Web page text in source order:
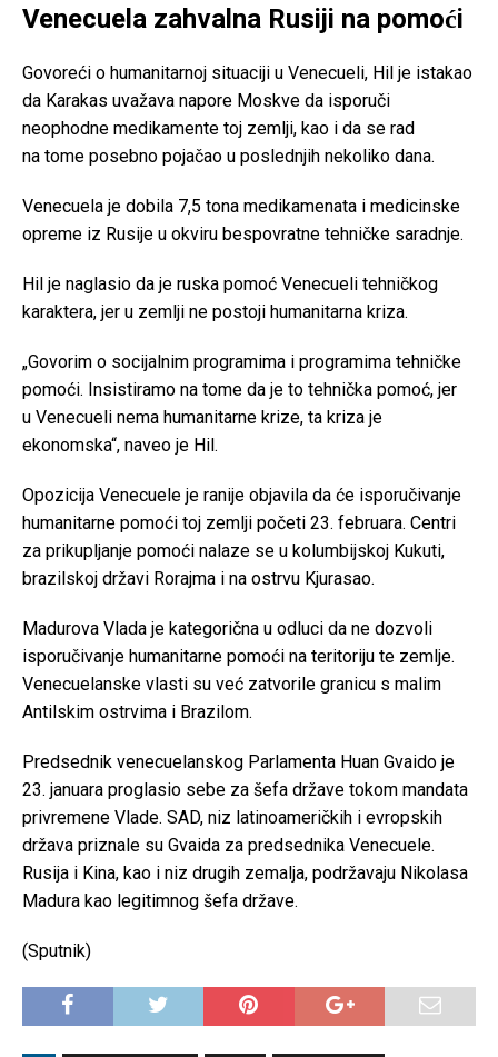
Venecuela zahvalna Rusiji na pomoći
Govoreći o humanitarnoj situaciji u Venecueli, Hil je istakao
da Karakas uvažava napore Moskve da isporuči
neophodne medikamente toj zemlji, kao i da se rad
na tome posebno pojačao u poslednjih nekoliko dana.
Venecuela je dobila 7,5 tona medikamenata i medicinske
opreme iz Rusije u okviru bespovratne tehničke saradnje.
Hil je naglasio da je ruska pomoć Venecueli tehničkog
karaktera, jer u zemlji ne postoji humanitarna kriza.
„Govorim o socijalnim programima i programima tehničke
pomoći. Insistiramo na tome da je to tehnička pomoć, jer
u Venecueli nema humanitarne krize, ta kriza je
ekonomska“, naveo je Hil.
Opozicija Venecuele je ranije objavila da će isporučivanje
humanitarne pomoći toj zemlji početi 23. februara. Centri
za prikupljanje pomoći nalaze se u kolumbijskoj Kukuti,
brazilskoj državi Rorajma i na ostrvu Kjurasao.
Madurova Vlada je kategorična u odluci da ne dozvoli
isporučivanje humanitarne pomoći na teritoriju te zemlje.
Venecuelanske vlasti su već zatvorile granicu s malim
Antilskim ostrvima i Brazilom.
Predsednik venecuelanskog Parlamenta Huan Gvaido je
23. januara proglasio sebe za šefa države tokom mandata
privremene Vlade. SAD, niz latinoameričkih i evropskih
država priznale su Gvaida za predsednika Venecuele.
Rusija i Kina, kao i niz drugih zemalja, podržavaju Nikolasa
Madura kao legitimnog šefa države.
(Sputnik)